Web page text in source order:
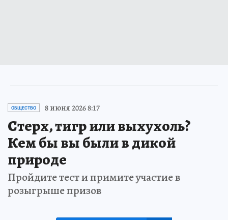
ОБЩЕСТВО 8 июня 2026 8:17
Стерх, тигр или выхухоль?
Кем бы вы были в дикой
природе
Пройдите тест и примите участие в
розыгрыше призов